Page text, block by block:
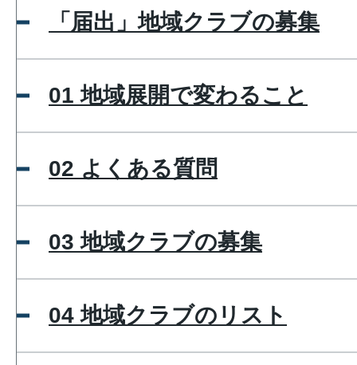
「届出」地域クラブの募集
01 地域展開で変わること
02 よくある質問
03 地域クラブの募集
04 地域クラブのリスト